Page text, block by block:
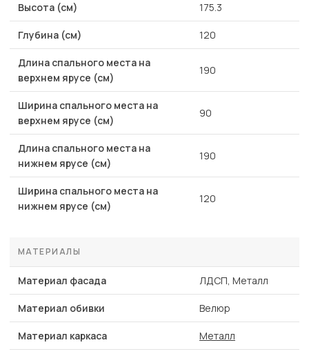
Высота (см) 175.3
Глубина (см) 120
Длина спального места на
верхнем ярусе (см)
190
Ширина спального места на
верхнем ярусе (см)
90
Длина спального места на
нижнем ярусе (см)
190
Ширина спального места на
нижнем ярусе (см)
120
МАТЕРИАЛЫ
Материал фасада ЛДСП, Металл
Материал обивки Велюр
Материал каркаса Металл